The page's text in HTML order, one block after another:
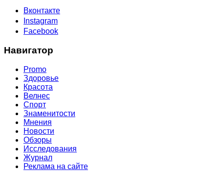
Вконтакте
Instagram
Facebook
Навигатор
Promo
Здоровье
Красота
Велнес
Спорт
Знаменитости
Мнения
Новости
Обзоры
Исследования
Журнал
Реклама на сайте